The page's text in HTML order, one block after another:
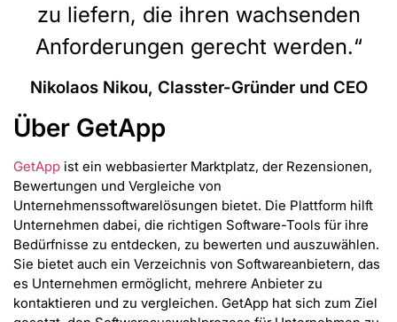
zu liefern, die ihren wachsenden
Anforderungen gerecht werden.“
Nikolaos Nikou, Classter-Gründer und CEO
Über GetApp
GetApp ist ein webbasierter Marktplatz, der Rezensionen,
Bewertungen und Vergleiche von
Unternehmenssoftwarelösungen bietet. Die Plattform hilft
Unternehmen dabei, die richtigen Software-Tools für ihre
Bedürfnisse zu entdecken, zu bewerten und auszuwählen.
Sie bietet auch ein Verzeichnis von Softwareanbietern, das
es Unternehmen ermöglicht, mehrere Anbieter zu
kontaktieren und zu vergleichen. GetApp hat sich zum Ziel